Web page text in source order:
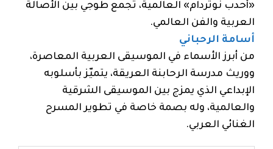
«أحدب نوتردام» العالمية، تجمع طوجي بين الأصالة
العربية والفن العالمي.
أسامة الرحباني
من أبرز الأسماء في الموسيقى العربية المعاصرة،
ووريث مدرسة الرحابنة العريقة، يتميّز بأسلوبه
الإبداعي الذي يمزج بين الموسيقى الشرقية
والعالمية، وله بصمة خاصة في تطوير المسرح
الغنائي العربي.